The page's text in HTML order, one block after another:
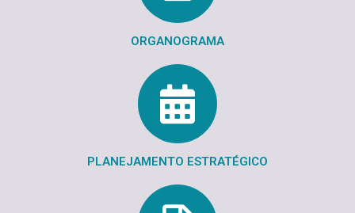
ORGANOGRAMA
PLANEJAMENTO ESTRATÉGICO